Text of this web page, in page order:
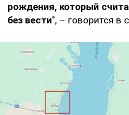
рождения, который
без вести", – говорится в